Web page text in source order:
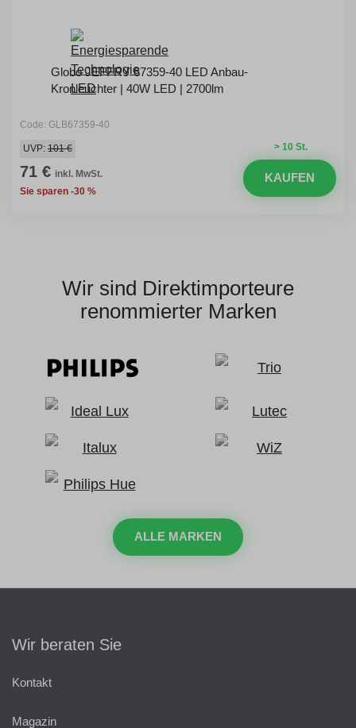
Globo JEFFRY 67359-40 LED Anbau-
Kronleuchter | 40W LED | 2700lm
Code: GLB67359-40
> 10 St.
UVP: 101 €
71 € inkl. MwSt.
Sie sparen -30 %
KAUFEN
Wir sind Direktimporteure
renommierter Marken
ALLE MARKEN
Wir beraten Sie
Kontakt
Magazin